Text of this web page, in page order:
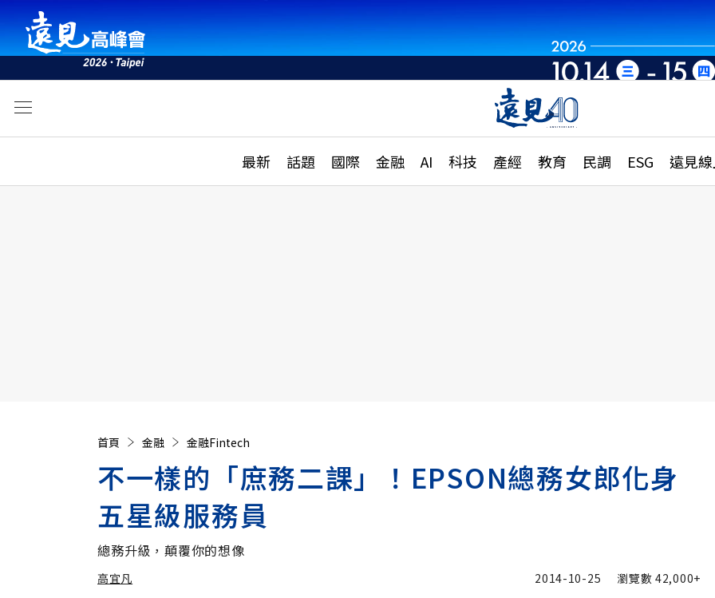
最新 話題 國際 金融 AI 科技 產經 教育 民調 ESG 遠見
活動
話題
國際
特輯
大學升學、職涯攻略
縣市施政調查全解析
首頁 金融 金融Fintech
不一樣的「庶務二課」！EPSON總務女郎化身
五星級服務員
總務升級，顛覆你的想像
高宜凡 2014-10-25 瀏覽數42,000+